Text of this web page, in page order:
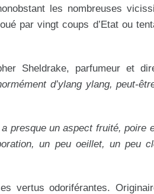
les nombreuses
par vingt coups d’Etat ou
Sheldrake, parfumeur et
d’ylang ylang, peut-
presque un aspect fruité, poire
un peu oeillet, un peu
vertus odoriférantes.